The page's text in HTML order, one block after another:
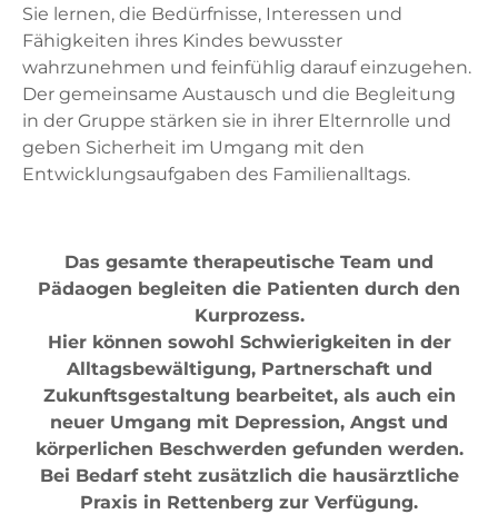
Sie lernen, die Bedürfnisse, Interessen und
Fähigkeiten ihres Kindes bewusster
wahrzunehmen und feinfühlig darauf einzugehen.
Der gemeinsame Austausch und die Begleitung
in der Gruppe stärken sie in ihrer Elternrolle und
geben Sicherheit im Umgang mit den
Entwicklungsaufgaben des Familienalltags.
Das gesamte therapeutische Team und
Pädaogen begleiten die Patienten durch den
Kurprozess.
Hier können sowohl Schwierigkeiten in der
Alltagsbewältigung, Partnerschaft und
Zukunftsgestaltung bearbeitet, als auch ein
neuer Umgang mit Depression, Angst und
körperlichen Beschwerden gefunden werden.
Bei Bedarf steht zusätzlich die hausärztliche
Praxis in Rettenberg zur Verfügung.